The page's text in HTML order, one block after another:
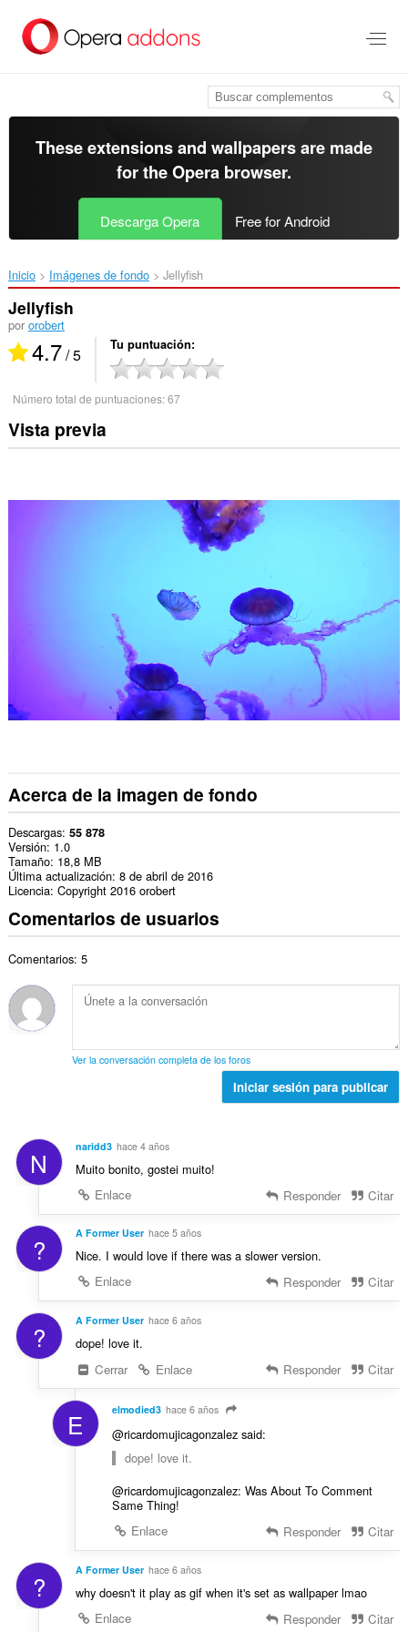
contenido
These extensions and wallpapers are made
for theOpera browser.
Descarga Opera Free for Android
Inicio Imágenes de fondo Jellyfish‎
Jellyfish
por orobert
4.7/ 5 Tu puntuación
Número total de puntuaciones:67
Vista previa
Acerca de la imagen de fondo
Descargas 55 878
Versión 1.0
Tamaño 18,8 MB
Última actualización 8 de abril de 2016
Licencia Copyright 2016 orobert
Comentarios de usuarios
Comentarios: 5
Ver la conversación completa de los foros
Iniciar sesión para publicar
N naridd3 hace 4 años
Muito bonito, gostei muito!
Enlace
Responder Citar
? A Former User hace 5 años
Nice. I would love if there was a slower version.
Enlace
Responder Citar
? A Former User hace 6 años
dope! love it.
Cerrar
Enlace Responder Citar
E elmodied3 hace 6 años
@ricardomujicagonzalez said:
dope! love it.
@ricardomujicagonzalez: Was About To Comment
Same Thing!
Enlace
Responder Citar
? A Former User hace 6 años
why doesn't it play as gif when it's set as wallpaper lmao
Enlace
Responder Citar